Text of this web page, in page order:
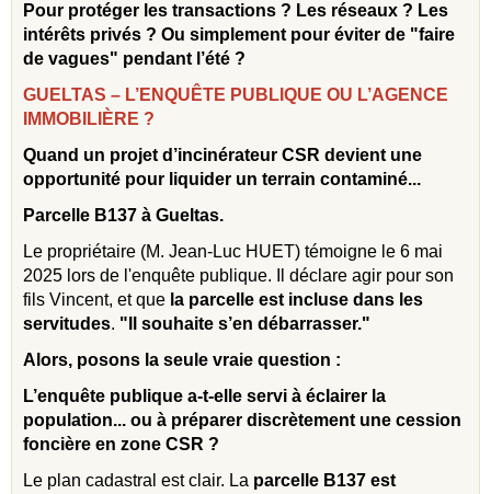
Pour protéger les transactions ? Les réseaux ? Les
intérêts privés ? Ou simplement pour éviter de "faire
de vagues" pendant l’été ?
GUELTAS – L’ENQUÊTE PUBLIQUE OU L’AGENCE
IMMOBILIÈRE ?
Quand un projet d’incinérateur CSR devient une
opportunité pour liquider un terrain contaminé...
Parcelle B137 à Gueltas.
Le propriétaire (M. Jean-Luc HUET) témoigne le 6 mai
2025 lors de l'enquête publique. Il déclare agir pour son
fils Vincent, et que la parcelle est incluse dans les
servitudes. "Il souhaite s’en débarrasser."
Alors, posons la seule vraie question :
L’enquête publique a-t-elle servi à éclairer la
population... ou à préparer discrètement une cession
foncière en zone CSR ?
Le plan cadastral est clair. La parcelle B137 est